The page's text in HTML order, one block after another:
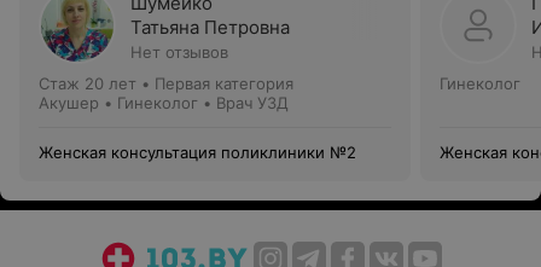
Татьяна Петровна
Нет отзывов
Стаж 20 лет • Первая категория
Акушер • Гинеколог • Врач УЗД
Женская консультация поликлиники №2
Гинеколог
Женская